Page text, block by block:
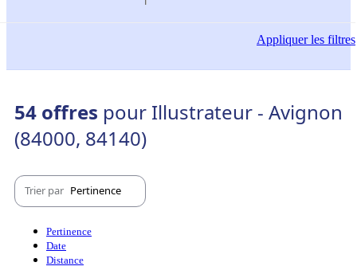
Appliquerles filtres
54 offres pour Illustrateur - Avignon
(84000, 84140)
Trier par Pertinence
Pertinence
Date
Distance